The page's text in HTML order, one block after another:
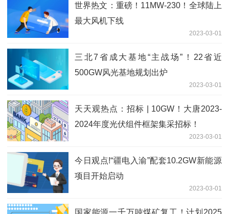
世界热文：重磅！11MW-230！全球陆上
最大风机下线
2023-03-01
三北7省成大基地“主战场”！22省近
500GW风光基地规划出炉
2023-03-01
天天观热点：招标 | 10GW！大唐2023-
2024年度光伏组件框架集采招标！
2023-03-01
今日观点!“疆电入渝”配套10.2GW新能源
项目开始启动
2023-03-01
国家能源一千万吨煤矿复工！计划2025